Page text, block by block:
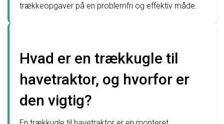
trækkeopgaver på en problemfri og effektiv måde.
Hvad er en trækkugle til
havetraktor, og hvorfor er
den vigtig?